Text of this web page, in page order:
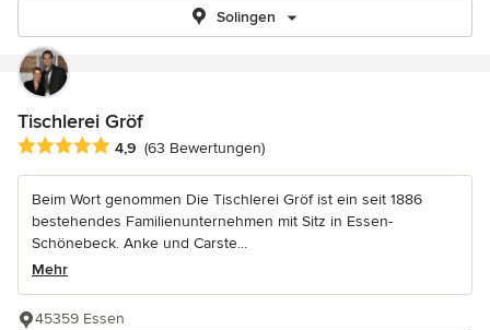
Solingen
Tischlerei Gröf
Durchschnittliche Bewertung: 4.9 von 5 Sternen
4,9 (63 Bewertungen)
Beim Wort genommen Die Tischlerei Gröf ist ein seit 1886
bestehendes Familienunternehmen mit Sitz in Essen-
Schönebeck. Anke und Carste...
Mehr
45359 Essen